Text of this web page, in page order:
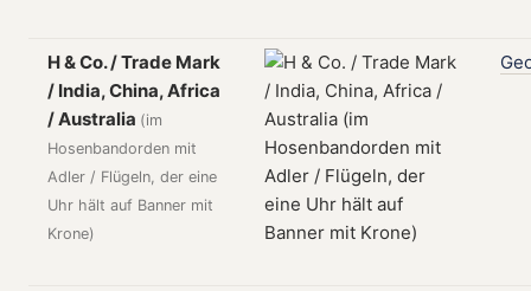
H & Co. / Trade Mark
/ India, China, Africa
/ Australia (im
Hosenbandorden mit
Adler / Flügeln, der eine
Uhr hält auf Banner mit
Krone)